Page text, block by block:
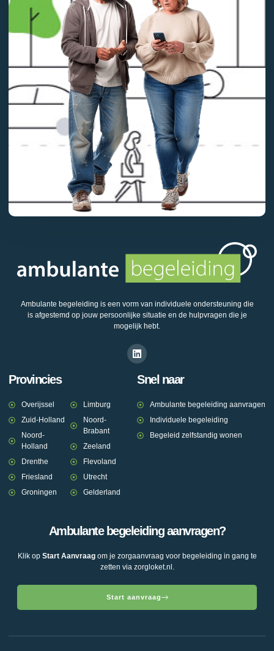
Ambulante begeleiding is een vorm van individuele ondersteuning die
is afgestemd op jouw persoonlijke situatie en de hulpvragen die je
mogelijk hebt.
Provincies
Overijssel
Zuid-Holland
Noord-
Holland
Drenthe
Friesland
Groningen
Limburg
Noord-
Brabant
Zeeland
Flevoland
Utrecht
Gelderland
Snel naar
Ambulante begeleiding aanvragen
Individuele begeleiding
Begeleid zelfstandig wonen
Ambulante begeleiding aanvragen?
Klik op Start Aanvraagom je zorgaanvraag voor begeleiding in gang te
zetten via zorgloket.nl.
Start aanvraag